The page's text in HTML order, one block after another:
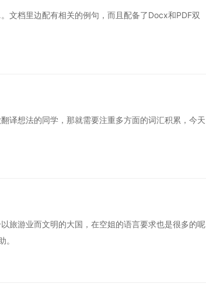
档里边配有相关的例句，而且配备了Docx和PDF双
译想法的同学，那就需要注重多方面的词汇积累，今天
旅游业而文明的大国，在空姐的语言要求也是很多的呢
。